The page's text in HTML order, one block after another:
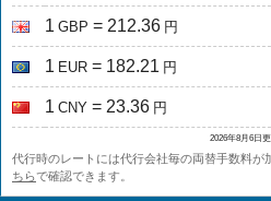
1 GBP = 212.36 円
1 EUR = 182.21 円
1 CNY = 23.36 円
2026年8月6日
代行時のレートには代行会社毎の両替手数料が
ちらで確認できます。